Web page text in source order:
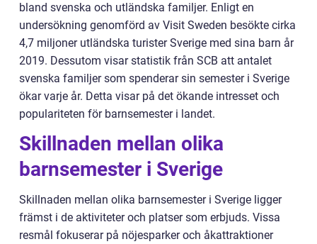
bland svenska och utländska familjer. Enligt en
undersökning genomförd av Visit Sweden besökte cirka
4,7 miljoner utländska turister Sverige med sina barn år
2019. Dessutom visar statistik från SCB att antalet
svenska familjer som spenderar sin semester i Sverige
ökar varje år. Detta visar på det ökande intresset och
populariteten för barnsemester i landet.
Skillnaden mellan olika
barnsemester i Sverige
Skillnaden mellan olika barnsemester i Sverige ligger
främst i de aktiviteter och platser som erbjuds. Vissa
resmål fokuserar på nöjesparker och åkattraktioner